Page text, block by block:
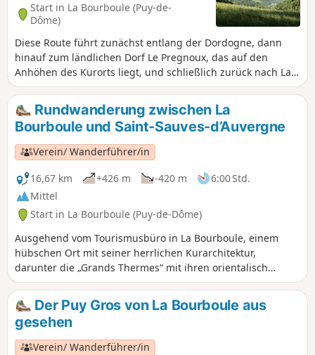
Start in La Bourboule (Puy-de-
Dôme)
Diese Route führt zunächst entlang der Dordogne, dann
hinauf zum ländlichen Dorf Le Pregnoux, das auf den
Anhöhen des Kurorts liegt, und schließlich zurück nach La
Bourboule durch den Parc Fenestre entlang des Vendeix.
Rundwanderung zwischen La
Bourboule und Saint-Sauves-d’Auvergne
Verein/ Wanderführer/in
16,67 km
+426 m -420 m
6:00 Std.
Mittel
Start in La Bourboule (Puy-de-Dôme)
Ausgehend vom Tourismusbüro in La Bourboule, einem
hübschen Ort mit seiner herrlichen Kurarchitektur,
darunter die „Grands Thermes“ mit ihren orientalisch
anmutenden Kuppeln, führt Sie diese Rundwanderung
durch die Landschaften des oberen Dordogne-Tals, vorbei
an Saint-Sauves-d’Auvergne, einem Dorf, das 2016 als
„Classée Commune Touristique“ (touristisch ausgezeichnete
Gemeinde) ausgezeichnet wurde.
Der Puy Gros von La Bourboule aus
gesehen
Verein/ Wanderführer/in